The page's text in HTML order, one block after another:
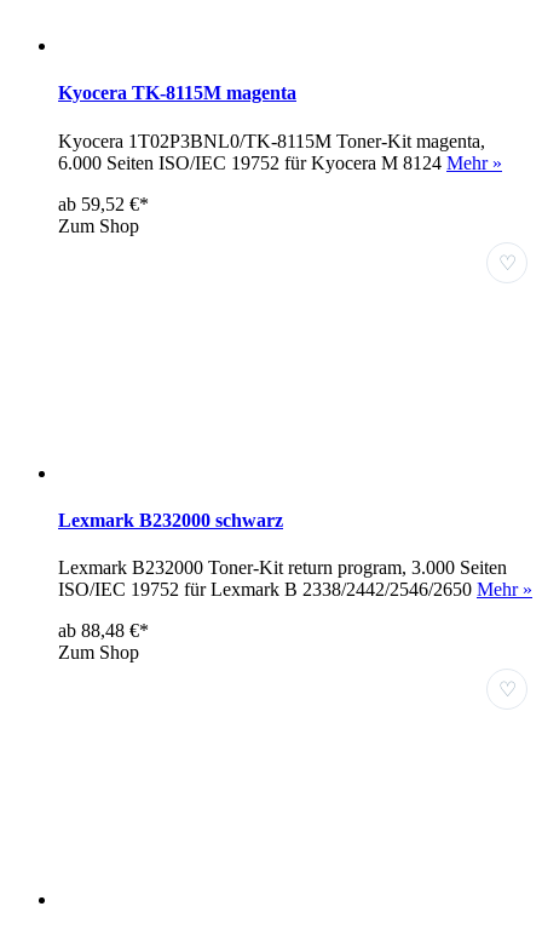
Kyocera TK-8115M magenta
Kyocera 1T02P3BNL0/TK-8115M Toner-Kit magenta,
6.000 Seiten ISO/IEC 19752 für Kyocera M 8124 Mehr »
ab 59,52 €*
Zum Shop
♡
Lexmark B232000 schwarz
Lexmark B232000 Toner-Kit return program, 3.000 Seiten
ISO/IEC 19752 für Lexmark B 2338/2442/2546/2650 Mehr »
ab 88,48 €*
Zum Shop
♡